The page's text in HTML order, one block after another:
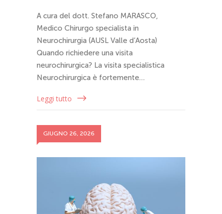
A cura del dott. Stefano MARASCO,
Medico Chirurgo specialista in
Neurochirurgia (AUSL Valle d’Aosta)
Quando richiedere una visita
neurochirurgica? La visita specialistica
Neurochirurgica è fortemente…
Leggi tutto
GIUGNO 26, 2026